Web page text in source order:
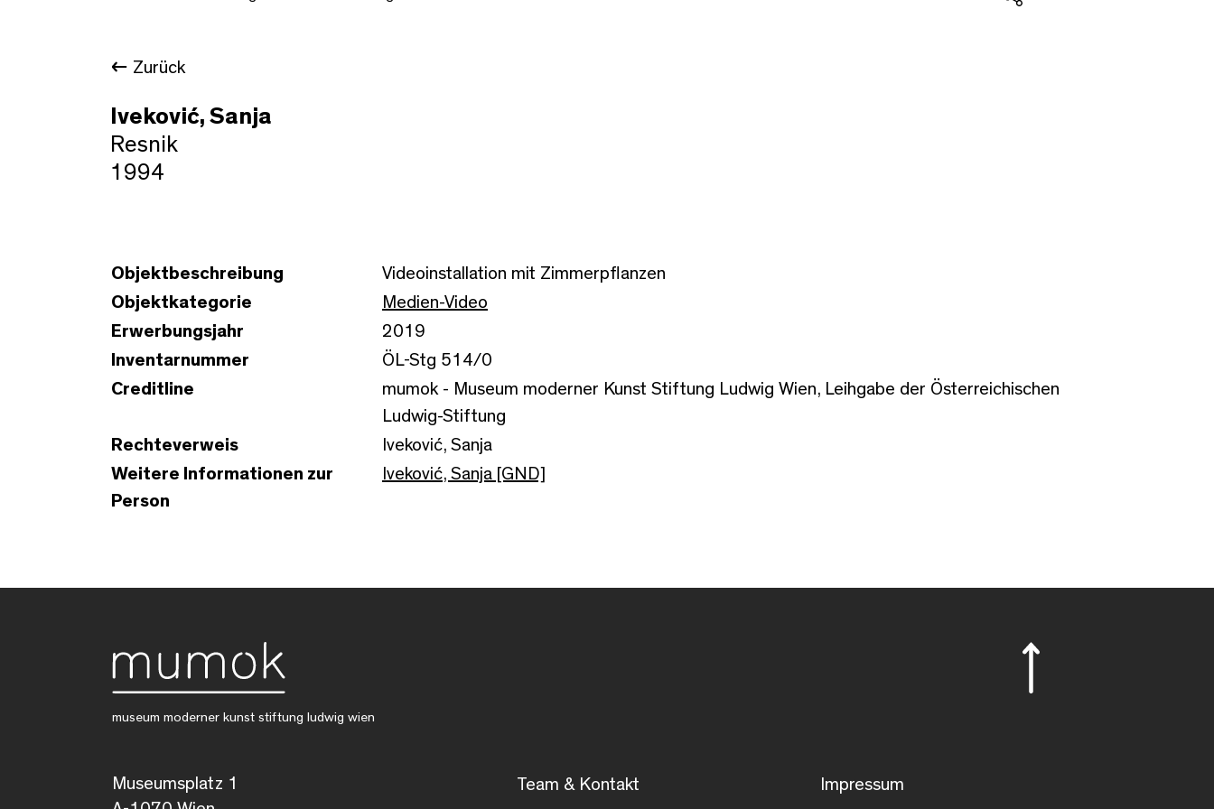
Zurück
Iveković, Sanja
Resnik
1994
Objektbeschreibung
Videoinstallation mit Zimmerpflanzen
Objektkategorie
Medien-Video
Erwerbungsjahr
2019
Inventarnummer
ÖL-Stg 514/0
Creditline
mumok - Museum moderner Kunst Stiftung Ludwig Wien, Leihgabe der Österreichischen
Ludwig-Stiftung
Rechteverweis
Iveković, Sanja
Weitere Informationen zur
Person
Iveković, Sanja [GND]
museum moderner kunst stiftung ludwig wien
Museumsplatz 1
Team & Kontakt
Impressum